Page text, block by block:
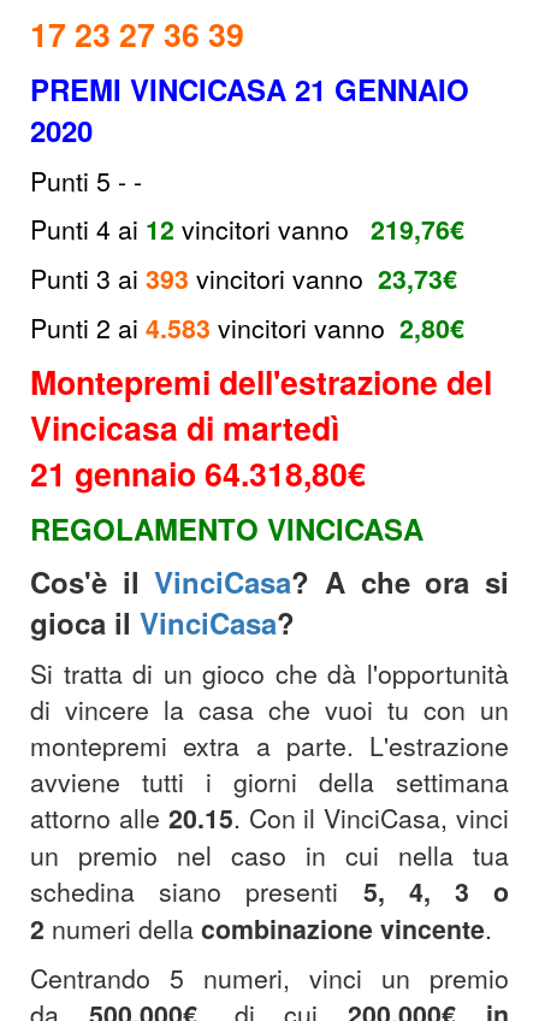
17 23 27 36 39
PREMI VINCICASA 21 GENNAIO
2020
Punti 5 - -
Punti 4 ai 12 vincitori vanno 219,76€
Punti 3 ai 393 vincitori vanno 23,73€
Punti 2 ai 4.583 vincitori vanno 2,80€
Montepremi dell'estrazione del
Vincicasa di martedì
21 gennaio 64.318,80€
REGOLAMENTO VINCICASA
Cos'è ilVinciCasa? A che ora si
gioca il VinciCasa?
Si tratta di un gioco che dà l'opportunità
di vincere la casa che vuoi tu con un
montepremi extra a parte. L'estrazione
avviene tutti i giorni della settimana
attorno alle 20.15. Con il VinciCasa, vinci
un premio nel caso in cui nella tua
schedina siano presenti 5, 4, 3 o
2 numeri della combinazionevincente.
Centrando 5 numeri, vinci un premio
da
, di cui